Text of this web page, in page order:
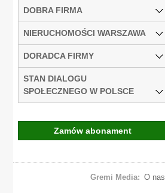
DOBRA FIRMA
NIERUCHOMOŚCI WARSZAWA
DORADCA FIRMY
STAN DIALOGU
SPOŁECZNEGO W POLSCE
Zamów abonament
Gremi Media: O nas